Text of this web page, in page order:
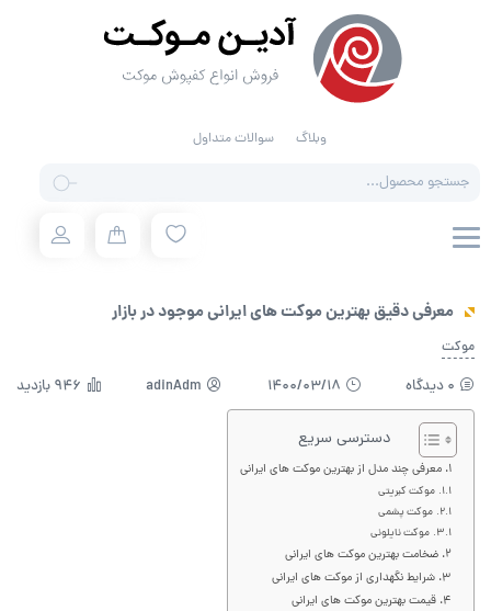
وبلاگ سوالات متداول
search
معرفی دقیق بهترین موکت های ایرانی موجود در بازار
موکت
0 دیدگاه 1400/03/18
adinAdm 946 بازدید
دسترسی سریع
معرفی چند مدل از بهترین موکت های ایرانی
موکت کبریتی
موکت پشمی
موکت نایلونی
ضخامت بهترین موکت های ایرانی
شرایط نگهداری از موکت های ایرانی
قیمت بهترین موکت های ایرانی